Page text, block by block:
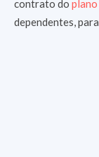
contrato do plano
dependentes,